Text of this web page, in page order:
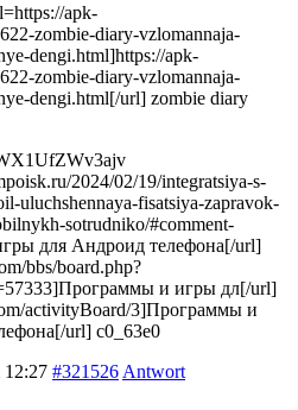
apk-
zombie-diary-vzlomannaja-
dengi.html]https://apk-
zombie-diary-vzlomannaja-
dengi.html[/url] zombie diary
2024/02/19/integratsiya-s-
uluchshennaya-fisatsiya-zapravok-
sotrudniko/#comment-
для Андроид телефона[/url]
bbs/board.php?
и игры дл[/url]
activityBoard/3]Программы и
url] c0_63e0
12:27 #321526 Antwort